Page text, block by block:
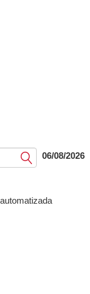
Submit06/08/2026